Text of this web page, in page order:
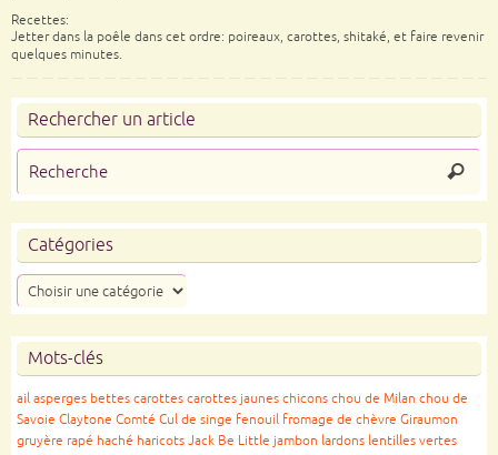
Recettes:
Jetter dans la poêle dans cet ordre: poireaux, carottes, shitaké, et faire revenir
quelques minutes.
Rechercher un article
Catégories
Mots-clés
ail asperges bettes carottes carottes jaunes chicons chou de Milan chou de
Savoie Claytone Comté Cul de singe fenouil fromage de chèvre Giraumon
gruyère rapé haché haricots Jack Be Little jambon lardons lentilles vertes